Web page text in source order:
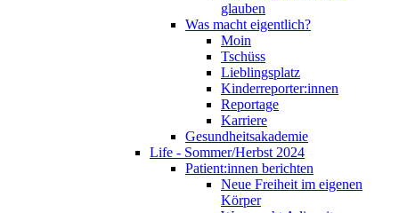
glauben
Was macht eigentlich?
Moin
Tschüss
Lieblingsplatz
Kinderreporter:innen
Reportage
Karriere
Gesundheitsakademie
Life - Sommer/Herbst 2024
Patient:innen berichten
Neue Freiheit im eigenen
Körper